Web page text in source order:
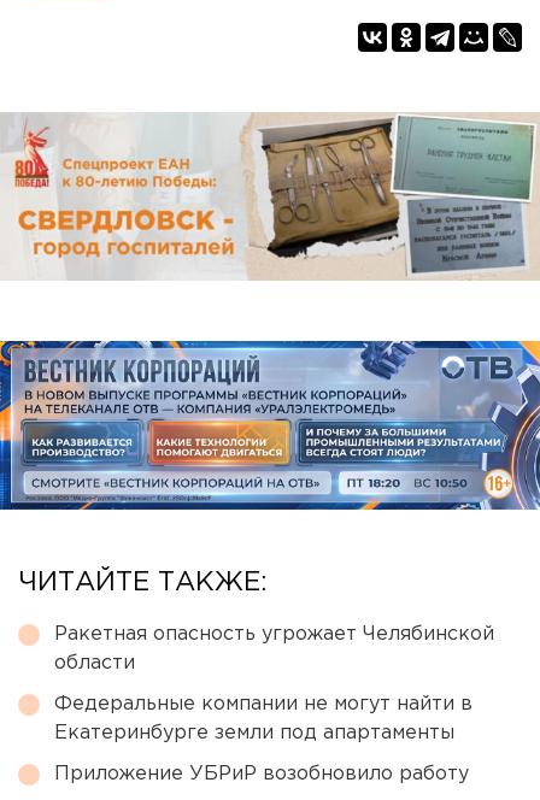
ЧИТАЙТЕ ТАКЖЕ:
Ракетная опасность угрожает Челябинской
области
Федеральные компании не могут найти в
Екатеринбурге земли под апартаменты
Приложение УБРиР возобновило работу